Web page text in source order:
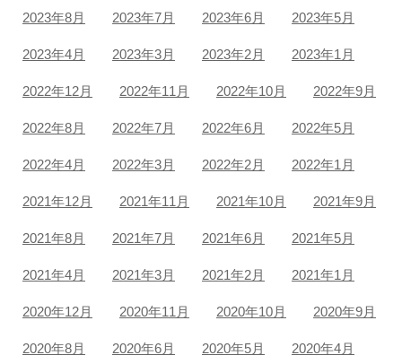
2023年8月 2023年7月 2023年6月 2023年5月
2023年4月 2023年3月 2023年2月 2023年1月
2022年12月 2022年11月 2022年10月 2022年9月
2022年8月 2022年7月 2022年6月 2022年5月
2022年4月 2022年3月 2022年2月 2022年1月
2021年12月 2021年11月 2021年10月 2021年9月
2021年8月 2021年7月 2021年6月 2021年5月
2021年4月 2021年3月 2021年2月 2021年1月
2020年12月 2020年11月 2020年10月 2020年9月
2020年8月 2020年6月 2020年5月 2020年4月